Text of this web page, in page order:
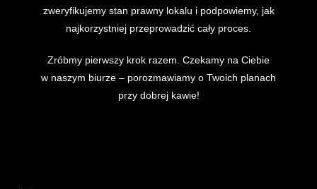
zweryfikujemy stan prawny lokalu i podpowiemy, jak
najkorzystniej przeprowadzić cały proces.
Zróbmy pierwszy krok razem. Czekamy na Ciebie
w naszym biurze – porozmawiamy o Twoich planach
przy dobrej kawie!